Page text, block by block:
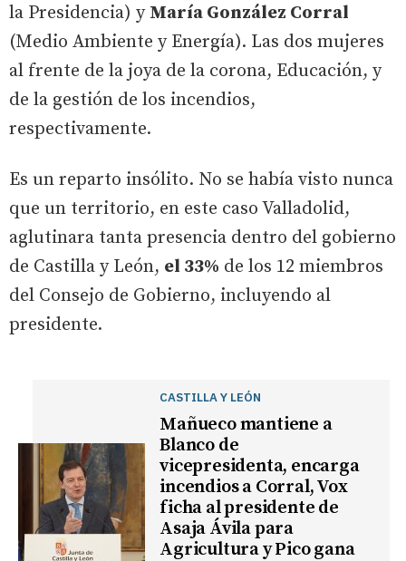
la Presidencia) y María González Corral
(Medio Ambiente y Energía). Las dos mujeres
al frente de la joya de la corona, Educación, y
de la gestión de los incendios,
respectivamente.
Es un reparto insólito. No se había visto nunca
que un territorio, en este caso Valladolid,
aglutinara tanta presencia dentro del gobierno
de Castilla y León, el 33% de los 12 miembros
del Consejo de Gobierno, incluyendo al
presidente.
CASTILLA Y LEÓN
Mañueco mantiene a
Blanco de
vicepresidenta, encarga
incendios a Corral, Vox
ficha al presidente de
Asaja Ávila para
Agricultura y Pico gana